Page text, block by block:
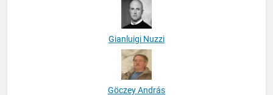
Gianluigi Nuzzi
Göczey András